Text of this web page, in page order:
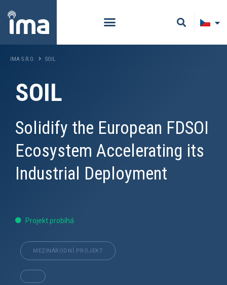
IMA S.R.O. SOIL
SOIL
Solidify the European FDSOI
Ecosystem Accelerating its
Industrial Deployment
Projekt probíhá
MEZINÁRODNÍ PROJEKT